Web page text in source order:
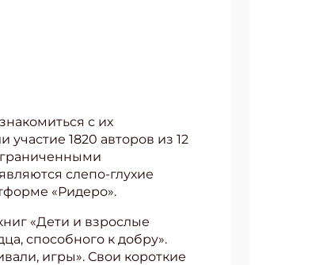
с их
1820 авторов из 12
слепо-глухие
«Ридеро».
«Дети и взрослые
способного к добру».
игры». Свои короткие